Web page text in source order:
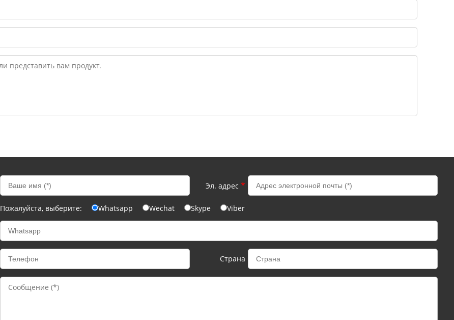
Эл. адрес *
Пожалуйста, выберите: Whatsapp Wechat Skype Viber
Страна